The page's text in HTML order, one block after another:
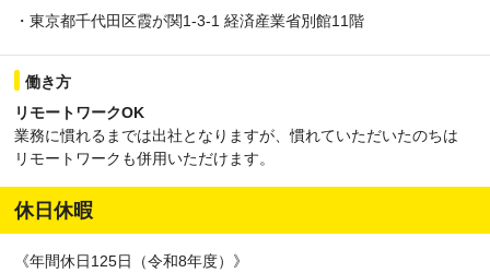
・東京都千代田区霞が関1-3-1 経済産業省別館11階
働き方
リモートワークOK
業務に慣れるまでは出社となりますが、慣れていただいたのちは
リモートワークも併用いただけます。
休日休暇
《年間休日125日（令和8年度）》